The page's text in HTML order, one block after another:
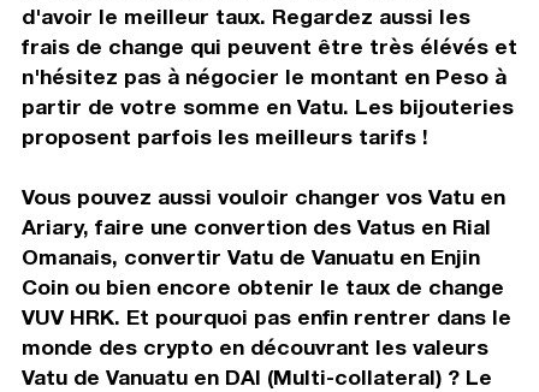
d'avoir le meilleur taux. Regardez aussi les
frais de change qui peuvent être très élévés et
n'hésitez pas à négocier le montant en Peso à
partir de votre somme en Vatu. Les bijouteries
proposent parfois les meilleurs tarifs !
Vous pouvez aussi vouloir changer vos Vatu en
Ariary, faire une convertion des Vatus en Rial
Omanais, convertir Vatu de Vanuatu en Enjin
Coin ou bien encore obtenir le taux de change
VUV HRK. Et pourquoi pas enfin rentrer dans le
monde des crypto en découvrant les valeurs
Vatu de Vanuatu en DAI (Multi-collateral) ? Le